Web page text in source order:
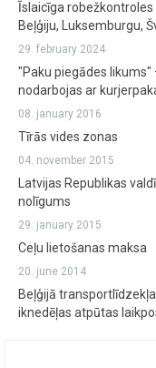
Īslaicīga
Beļģiju, Luksemburgu,
29. february 2024
"Paku piegādes
nodarbojas ar
08. january 2016
Tīrās vides zonas
04. november 2015
Latvijas Republikas
nolīgums
29. january 2015
Ceļu lietošanas maksa
20. june 2014
Beļģijā
iknedēļas atpūtas